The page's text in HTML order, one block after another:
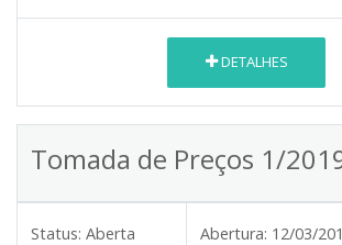
DETALHES
Tomada de Preços 1/
Status: Aberta Abertura: 12/03/